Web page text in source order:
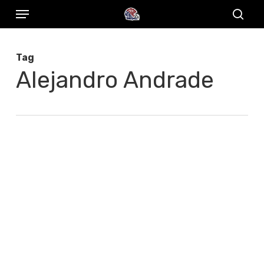
Skip
content
Menu
Tag
Alejandro Andrade